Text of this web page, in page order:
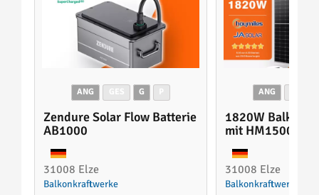
ANG G
Zendure Solar Flow Batterie
AB1000
31008 Elze
Balkonkraftwerke
ANG
1820W
mit HM1500
31008 Elze
Balkonkraftwerke